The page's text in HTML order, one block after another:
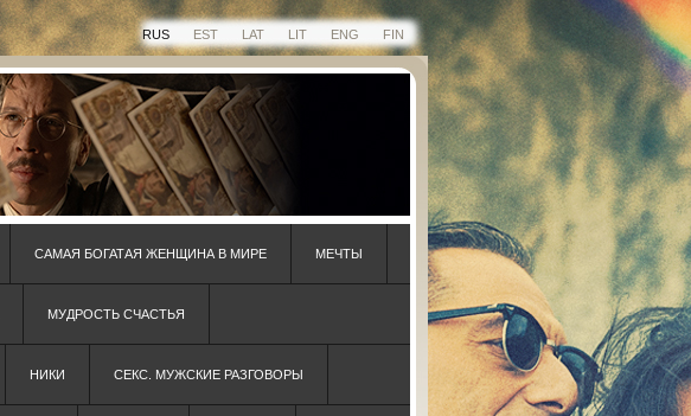
RUS EST LAT LIT ENG FIN
САМАЯ БОГАТАЯ ЖЕНЩИНА В МИРЕ МЕЧТЫ
МУДРОСТЬ СЧАСТЬЯ
НИКИ СЕКС. МУЖСКИЕ РАЗГОВОРЫ